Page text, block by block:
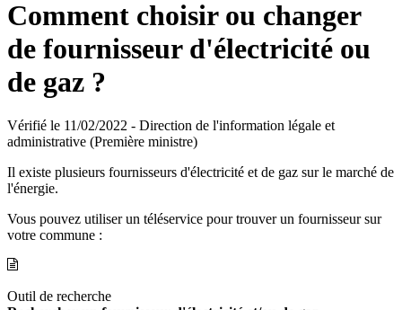
Comment choisir ou changer
de fournisseur d'électricité ou
de gaz ?
Vérifié le 11/02/2022 - Direction de l'information légale et
administrative (Première ministre)
Il existe plusieurs fournisseurs d'électricité et de gaz sur le marché de
l'énergie.
Vous pouvez utiliser un téléservice pour trouver un fournisseur sur
votre commune :
Outil de recherche